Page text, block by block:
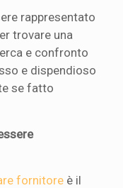
rappresentato
trovare una
e confronto
e dispendioso
se fatto
fornitore è il